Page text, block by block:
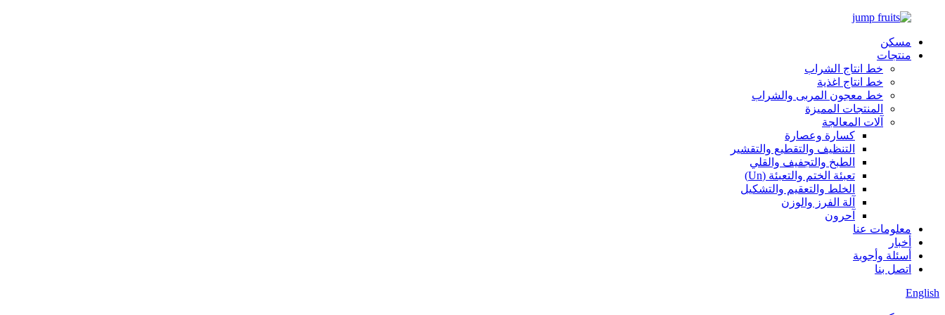
مسكن
منتجات
خط انتاج الشراب
خط انتاج اغذية
خط معجون المربى والشراب
المنتجات المميزة
آلات المعالجة
كسارة وعصارة
التنظيف والتقطيع والتقشير
الطبخ والتجفيف والقلي
تعبئة الختم والتعبئة (Un)
الخلط والتعقيم والتشكيل
آلة الفرز والوزن
آحرون
معلومات عنا
أخبار
أسئلة وأجوبة
اتصل بنا
English